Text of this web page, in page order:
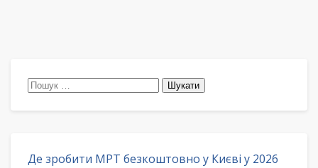
Пошук:
Де зробити МРТ безкоштовно у Києві у 2026